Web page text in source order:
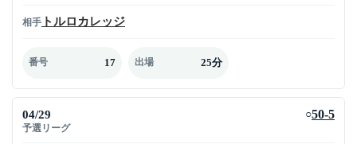
相手 トルロカレッジ
番号 17 出場 25分
04/29
予選リーグ
○50-5